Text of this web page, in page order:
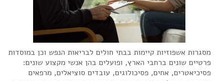
מסגרות אשפוזיות קיימות בבתי חולים לבריאות הנפש וכן במוסדות
פרטיים שונים ברחבי הארץ, ופועלים בהן אנשי מקצוע שונים:
פסיכיאטרים, אחים, פסיכולוגים, עובדים סוציאלים, מרפאים